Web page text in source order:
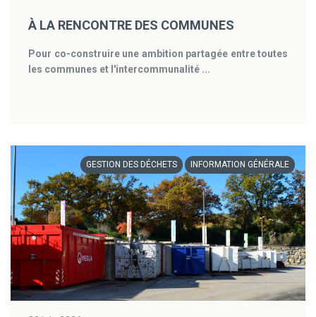
À LA RENCONTRE DES COMMUNES
Pour co-construire une ambition partagée entre toutes
les communes et l'intercommunalité ...
GESTION DES DÉCHETS INFORMATION GÉNÉRALE